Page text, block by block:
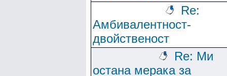
Re:
Амбивалентност-
двойственост
Re: Ми
остана мерака за